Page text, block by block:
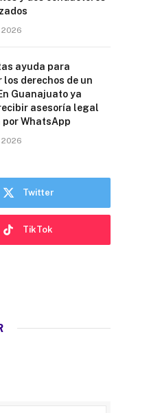
ayuda para
los derechos de un
Guanajuato ya
asesoría legal
WhatsApp
Twitter
TikTok